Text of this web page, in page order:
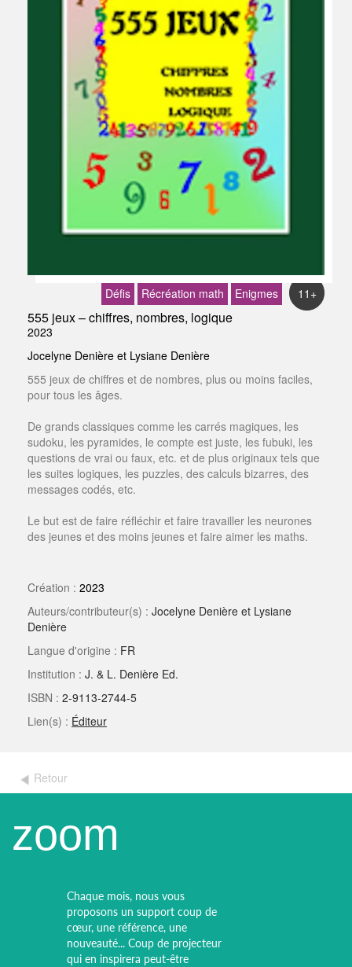
Défis Récréation math Enigmes 11+
555 jeux – chiffres, nombres, logique
2023
Jocelyne Denière et Lysiane Denière
555 jeux de chiffres et de nombres, plus ou moins faciles,
pour tous les âges.
De grands classiques comme les carrés magiques, les
sudoku, les pyramides, le compte est juste, les fubuki, les
questions de vrai ou faux, etc. et de plus originaux tels que
les suites logiques, les puzzles, des calculs bizarres, des
messages codés, etc.
Le but est de faire réfléchir et faire travailler les neurones
des jeunes et des moins jeunes et faire aimer les maths.
Création : 2023
Auteurs/contributeur(s) : Jocelyne Denière et Lysiane
Denière
Langue d'origine : FR
Institution : J. & L. Denière Ed.
ISBN : 2-9113-2744-5
Lien(s) : Éditeur
Retour
zoom
Chaque mois, nous vous
proposons un support coup de
cœur, une référence, une
nouveauté... Coup de projecteur
qui en inspirera peut-être